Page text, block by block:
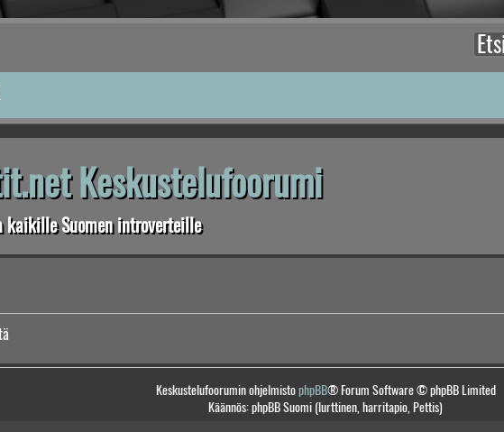
Keskustelufoorumi
kaikille Suomen introverteille
Keskustelufoorumin ohjelmistophpBB® Forum Software © phpBB Limited
Käännös: phpBB Suomi (lurttinen, harritapio, Pettis)